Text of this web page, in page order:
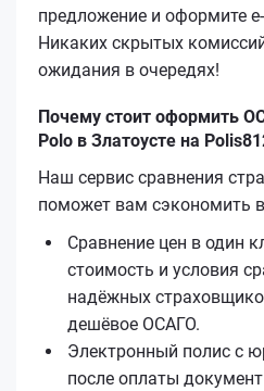
предложение и оформите
Никаких скрытых
ожидания в очередях!
Почему стоит оформить
Polo в Златоусте на
Наш сервис сравнения
поможет вам сэкономить
Сравнение цен в один
стоимость и условия
надёжных
дешёвое ОСАГО.
Электронный полис с
после оплаты